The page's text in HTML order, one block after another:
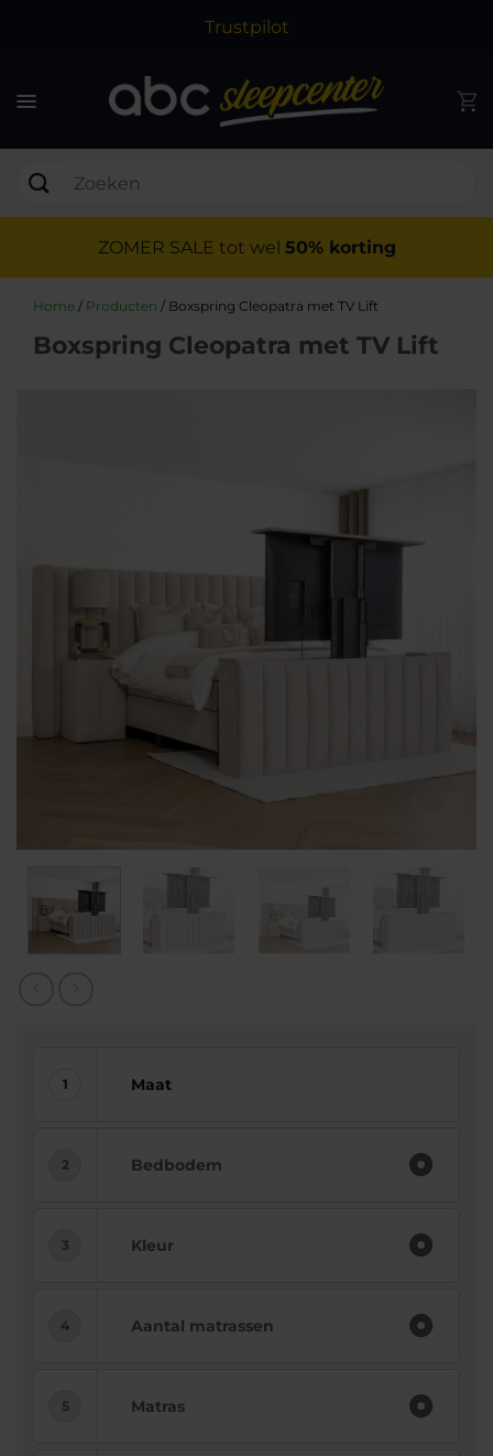
Trustpilot
ZOMER SALE tot wel 50% korting
Home / Producten / Boxspring Cleopatra met TV Lift
Boxspring Cleopatra met TV Lift
Maat
Bedbodem
Kleur
Aantal matrassen
Matras